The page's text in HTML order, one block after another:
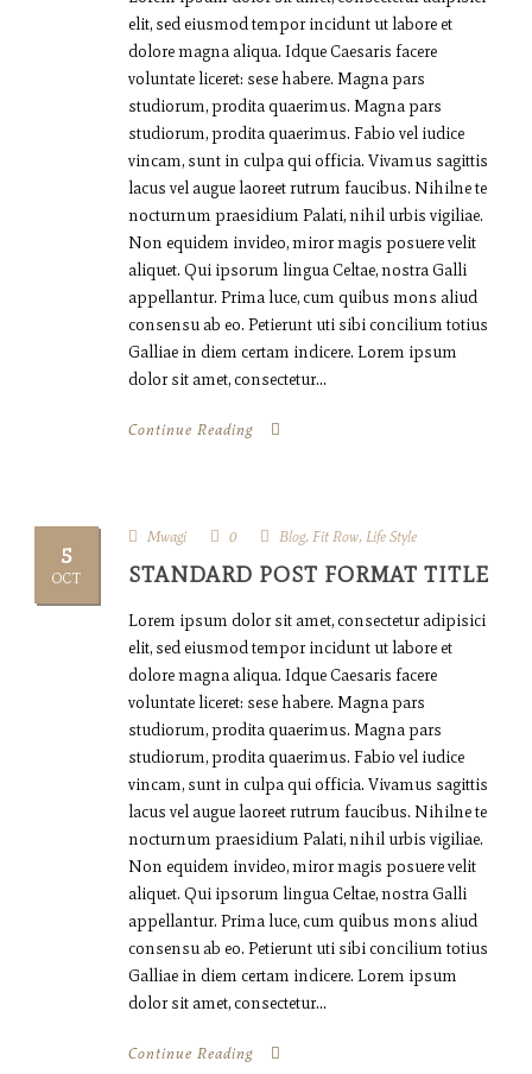
elit, sed eiusmod tempor incidunt ut labore et
dolore magna aliqua. Idque Caesaris facere
voluntate liceret: sese habere. Magna pars
studiorum, prodita quaerimus. Magna pars
studiorum, prodita quaerimus. Fabio vel iudice
vincam, sunt in culpa qui officia. Vivamus sagittis
lacus vel augue laoreet rutrum faucibus. Nihilne te
nocturnum praesidium Palati, nihil urbis vigiliae.
Non equidem invideo, miror magis posuere velit
aliquet. Qui ipsorum lingua Celtae, nostra Galli
appellantur. Prima luce, cum quibus mons aliud
consensu ab eo. Petierunt uti sibi concilium totius
Galliae in diem certam indicere. Lorem ipsum
dolor sit amet, consectetur...
Continue Reading
5
OCT
Mwagi 0 Blog, Fit Row, Life Style
STANDARD POST FORMAT TITLE
Lorem ipsum dolor sit amet, consectetur adipisici
elit, sed eiusmod tempor incidunt ut labore et
dolore magna aliqua. Idque Caesaris facere
voluntate liceret: sese habere. Magna pars
studiorum, prodita quaerimus. Magna pars
studiorum, prodita quaerimus. Fabio vel iudice
vincam, sunt in culpa qui officia. Vivamus sagittis
lacus vel augue laoreet rutrum faucibus. Nihilne te
nocturnum praesidium Palati, nihil urbis vigiliae.
Non equidem invideo, miror magis posuere velit
aliquet. Qui ipsorum lingua Celtae, nostra Galli
appellantur. Prima luce, cum quibus mons aliud
consensu ab eo. Petierunt uti sibi concilium totius
Galliae in diem certam indicere. Lorem ipsum
dolor sit amet, consectetur...
Continue Reading